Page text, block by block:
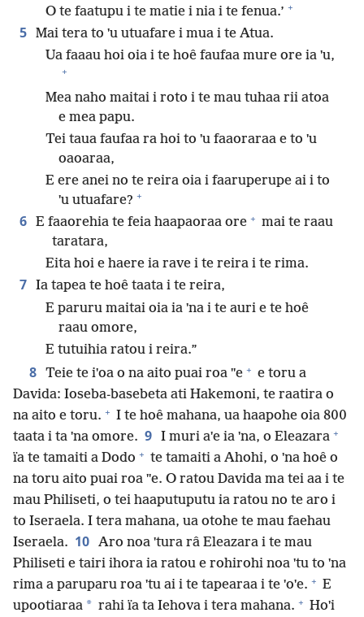
O te faatupu i te matie i nia i te fenua.’ +
5 Mai tera to ˈu utuafare i mua i te Atua.
Ua faaau hoi oia i te hoê faufaa mure ore ia ˈu,
+
Mea naho maitai i roto i te mau tuhaa rii atoa
e mea papu.
Tei taua faufaa ra hoi to ˈu faaoraraa e to ˈu
oaoaraa,
E ere anei no te reira oia i faaruperupe ai i to
ˈu utuafare? +
6 E faaorehia te feia haapaoraa ore + mai te raau
taratara,
Eita hoi e haere ia rave i te reira i te rima.
7 Ia tapea te hoê taata i te reira,
E paruru maitai oia ia ˈna i te auri e te hoê
raau omore,
E tutuihia ratou i reira.”
8 Teie te iˈoa o na aito puai roa ˈˈe + e toru a
Davida: Ioseba-basebeta ati Hakemoni, te raatira o
na aito e toru. + I te hoê mahana, ua haapohe oia 800
taata i ta ˈna omore. 9 I muri aˈe ia ˈna, o Eleazara +
ïa te tamaiti a Dodo + te tamaiti a Ahohi, o ˈna hoê o
na toru aito puai roa ˈˈe. O ratou Davida ma tei aa i te
mau Philiseti, o tei haaputuputu ia ratou no te aro i
to Iseraela. I tera mahana, ua otohe te mau faehau
Iseraela. 10 Aro noa ˈtura râ Eleazara i te mau
Philiseti e tairi ihora ia ratou e rohirohi noa ˈtu to ˈna
rima a paruparu roa ˈtu ai i te tapearaa i te ˈoˈe. + E
upootiaraa * rahi ïa ta Iehova i tera mahana. + Hoˈi